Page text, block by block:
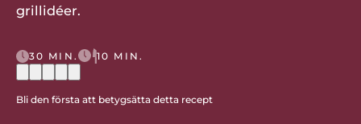
grillidéer.
30 MIN. 10 MIN.
Bli den första att betygsätta detta recept